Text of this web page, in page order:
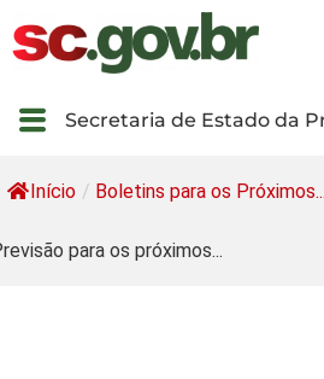
Secretaria de Estado da
Início / Boletins para os Próximos...
para os próximos...